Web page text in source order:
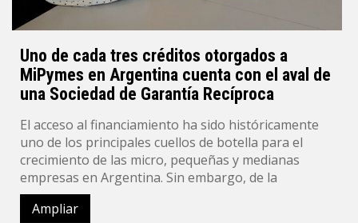
Uno de cada tres créditos otorgados a
MiPymes en Argentina cuenta con el aval de
una Sociedad de Garantía Recíproca
El acceso al financiamiento ha sido históricamente
uno de los principales cuellos de botella para el
crecimiento de las micro, pequeñas y medianas
empresas en Argentina. Sin embargo, de la
Ampliar